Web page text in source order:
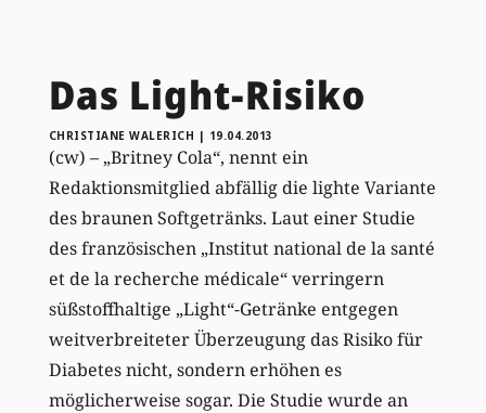
Das Light-Risiko
CHRISTIANE WALERICH | 19.04.2013
(cw) – „Britney Cola“, nennt ein
Redaktionsmitglied abfällig die lighte Variante
des braunen Softgetränks. Laut einer Studie
des französischen „Institut national de la santé
et de la recherche médicale“ verringern
süßstoffhaltige „Light“-Getränke entgegen
weitverbreiteter Überzeugung das Risiko für
Diabetes nicht, sondern erhöhen es
möglicherweise sogar. Die Studie wurde an